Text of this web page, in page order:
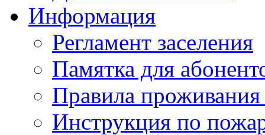
Информация
Регламент заселения
Памятка для
Правила
Инструкция по